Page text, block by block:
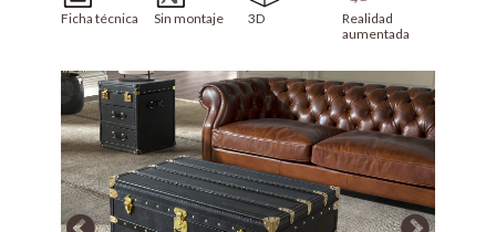
Ficha técnica Sin montaje 3D
Realidad
aumentada
Array